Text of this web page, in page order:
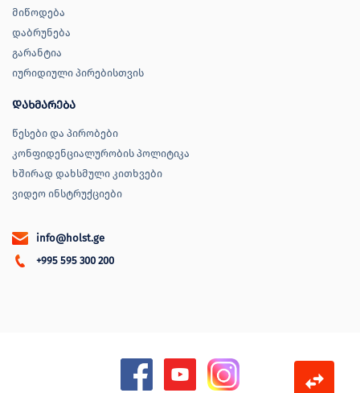
მიწოდება
დაბრუნება
გარანტია
იურიდიული პირებისთვის
დახმარება
წესები და პირობები
კონფიდენციალურობის პოლიტიკა
ხშირად დახსმული კითხვები
ვიდეო ინსტრუქციები
info@holst.ge
+995 595 300 200